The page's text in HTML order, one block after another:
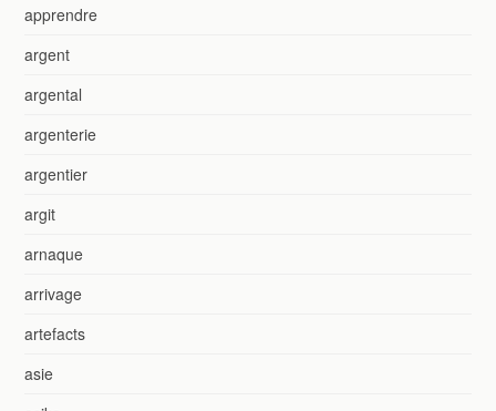
apprendre
argent
argental
argenterie
argentier
argit
arnaque
arrivage
artefacts
asie